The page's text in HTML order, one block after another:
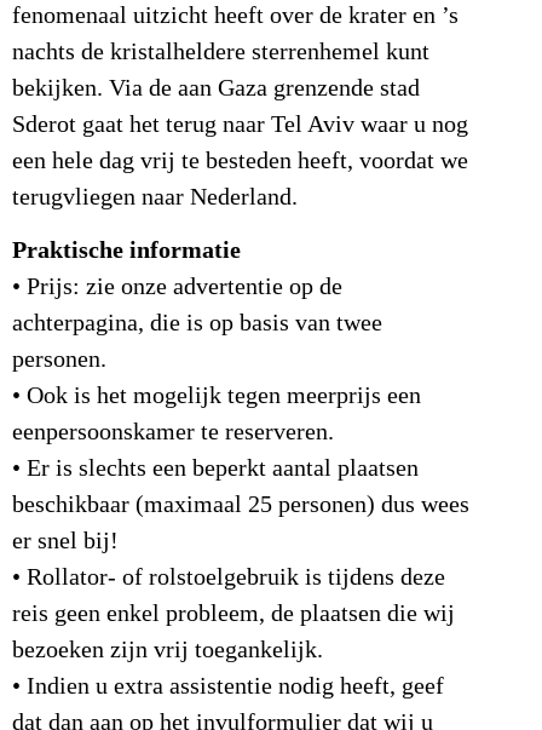
fenomenaal uitzicht heeft over de krater en ’s
nachts de kristalheldere sterrenhemel kunt
bekijken. Via de aan Gaza grenzende stad
Sderot gaat het terug naar Tel Aviv waar u nog
een hele dag vrij te besteden heeft, voordat we
terugvliegen naar Nederland.
Praktische informatie
• Prijs: zie onze advertentie op de
achterpagina, die is op basis van twee
personen.
• Ook is het mogelijk tegen meerprijs een
eenpersoonskamer te reserveren.
• Er is slechts een beperkt aantal plaatsen
beschikbaar (maximaal 25 personen) dus wees
er snel bij!
• Rollator- of rolstoelgebruik is tijdens deze
reis geen enkel probleem, de plaatsen die wij
bezoeken zijn vrij toegankelijk.
• Indien u extra assistentie nodig heeft, geef
dat dan aan op het invulformulier dat wij u